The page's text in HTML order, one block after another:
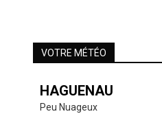
VOTRE MÉTÉO
HAGUENAU
Peu Nuageux